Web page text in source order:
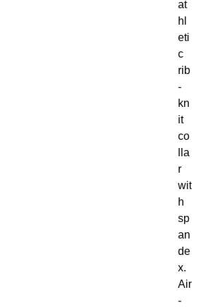
at
hl
eti
c
rib
-
kn
it
co
lla
r
wit
h
sp
an
de
x.
Air
-